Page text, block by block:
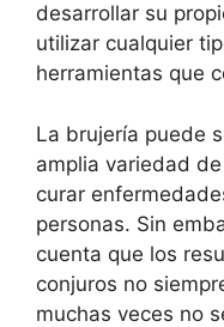
desarrollar su
utilizar cualquier
herramientas que
La brujería puede
amplia variedad
curar
personas. Sin
cuenta que los
conjuros no
muchas veces no